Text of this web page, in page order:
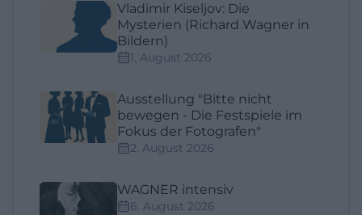
Vladimir Kiseljov: Die
Mysterien (Richard Wagner in
Bildern)
1. August 2026
Ausstellung "Bitte nicht
bewegen - Die Festspiele im
Fokus der Fotografen"
2. August 2026
WAGNER intensiv
6. August 2026